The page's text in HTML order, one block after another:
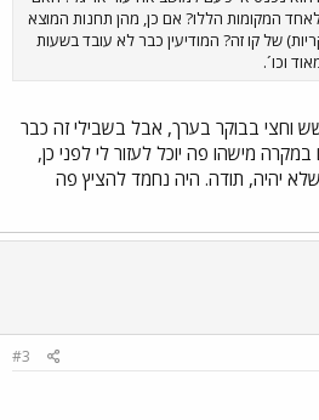
המקומות הללו? אם כן, מהן תחנות המוצא
של קו זה? המודיעין כבר לא עובד בשעות
וכו´.
וחצי בבוקר בערך, אבל בשבילי זה כבר
מישהו פה יוכל לעזור לי לפני כן,
יהיה, תודה. היה נחמד להציץ פה
#3